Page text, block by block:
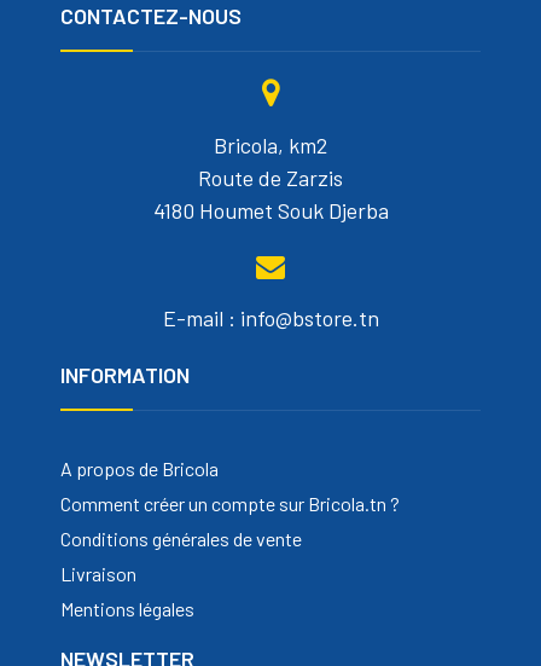
CONTACTEZ-NOUS
Bricola, km2
Route de Zarzis
4180 Houmet Souk Djerba
E-mail : info@bstore.tn
INFORMATION
A propos de Bricola
Comment créer un compte sur Bricola.tn ?
Conditions générales de vente
Livraison
Mentions légales
NEWSLETTER